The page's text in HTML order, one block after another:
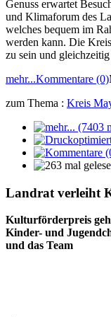
Genuss erwartet
und Klimaforum des
welches bequem im
werden kann. Die
zu sein und
mehr...Kommentare (0)
zum Thema : Kreis
Landrat verleiht
Kulturförderpreis
Kinder- und
und das Team